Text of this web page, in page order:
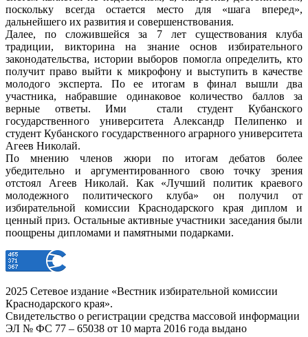
поскольку всегда остается место для «шага вперед»,
дальнейшего их развития и совершенствования.
Далее, по сложившейся за 7 лет существования клуба
традиции, викторина на знание основ избирательного
законодательства, истории выборов помогла определить, кто
получит право выйти к микрофону и выступить в качестве
молодого эксперта. По ее итогам в финал вышли два
участника, набравшие одинаковое количество баллов за
верные ответы. Ими стали студент Кубанского
государственного университета Александр Пелипенко и
студент Кубанского государственного аграрного университета
Агеев Николай.
По мнению членов жюри по итогам дебатов более
убедительно и аргументированного свою точку зрения
отстоял Агеев Николай. Как «Лучший политик краевого
молодежного политического клуба» он получил от
избирательной комиссии Краснодарского края диплом и
ценный приз. Остальные активные участники заседания были
поощрены дипломами и памятными подарками.
2025 Сетевое издание «Вестник избирательной комиссии
Краснодарского края».
Свидетельство о регистрации средства массовой информации
ЭЛ № ФС 77 – 65038 от 10 марта 2016 года выдано